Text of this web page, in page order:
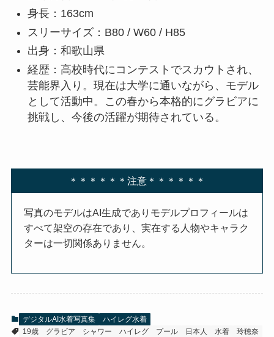
身長：163cm
スリーサイズ：B80 / W60 / H85
出身：和歌山県
経歴：高校時代にコンテストでスカウトされ、
芸能界入り。現在は大学に通いながら、モデル
として活動中。この春から本格的にグラビアに
挑戦し、今後の活躍が期待されている。
＊＊＊＊＊＊注意＊＊＊＊＊＊
写真のモデルはAI生成でありモデルプロフィールは
すべて架空の存在であり、実在する人物やキャラク
ターは一切関係ありません。
デジタルAI水着写真集
ハイレグ水着
19歳
グラビア シャワー ハイレグ プール 日本人 水着
玲穂奈